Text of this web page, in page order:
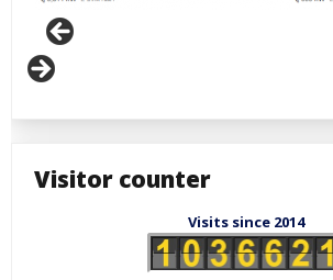
Visitor counter
Visits since 2014